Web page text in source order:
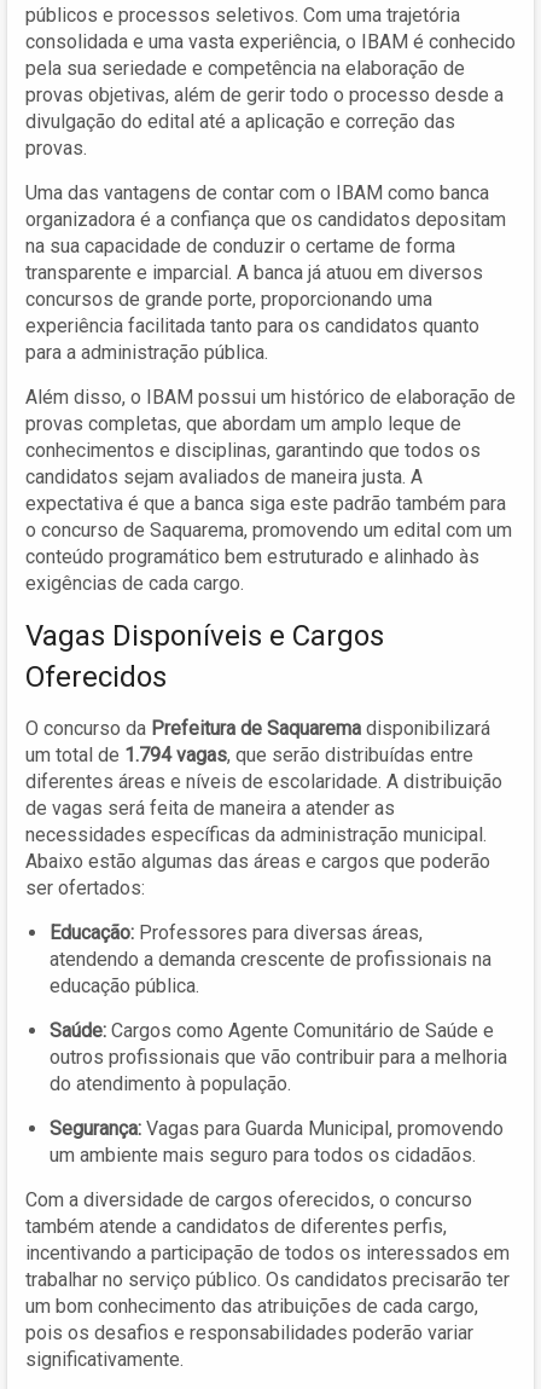
públicos e processos seletivos. Com uma trajetória
consolidada e uma vasta experiência, o IBAM é conhecido
pela sua seriedade e competência na elaboração de
provas objetivas, além de gerir todo o processo desde a
divulgação do edital até a aplicação e correção das
provas.
Uma das vantagens de contar com o IBAM como banca
organizadora é a confiança que os candidatos depositam
na sua capacidade de conduzir o certame de forma
transparente e imparcial. A banca já atuou em diversos
concursos de grande porte, proporcionando uma
experiência facilitada tanto para os candidatos quanto
para a administração pública.
Além disso, o IBAM possui um histórico de elaboração de
provas completas, que abordam um amplo leque de
conhecimentos e disciplinas, garantindo que todos os
candidatos sejam avaliados de maneira justa. A
expectativa é que a banca siga este padrão também para
o concurso de Saquarema, promovendo um edital com um
conteúdo programático bem estruturado e alinhado às
exigências de cada cargo.
Vagas Disponíveis e Cargos
Oferecidos
O concurso da Prefeitura de Saquarema disponibilizará
um total de 1.794 vagas, que serão distribuídas entre
diferentes áreas e níveis de escolaridade. A distribuição
de vagas será feita de maneira a atender as
necessidades específicas da administração municipal.
Abaixo estão algumas das áreas e cargos que poderão
ser ofertados:
Educação: Professores para diversas áreas,
atendendo a demanda crescente de profissionais na
educação pública.
Saúde: Cargos como Agente Comunitário de Saúde e
outros profissionais que vão contribuir para a melhoria
do atendimento à população.
Segurança: Vagas para Guarda Municipal, promovendo
um ambiente mais seguro para todos os cidadãos.
Com a diversidade de cargos oferecidos, o concurso
também atende a candidatos de diferentes perfis,
incentivando a participação de todos os interessados em
trabalhar no serviço público. Os candidatos precisarão ter
um bom conhecimento das atribuições de cada cargo,
pois os desafios e responsabilidades poderão variar
significativamente.